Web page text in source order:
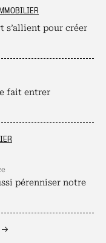
s’allient pour créer
fait entrer
pérenniser notre